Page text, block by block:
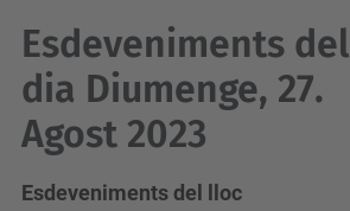
Esdeveniments del
dia Diumenge, 27.
Agost 2023
Esdeveniments del lloc